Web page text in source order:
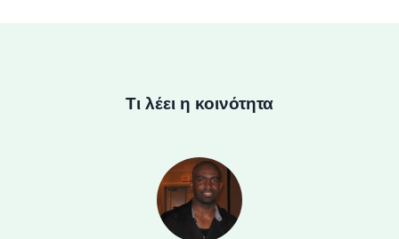
Τι λέει η κοινότητα